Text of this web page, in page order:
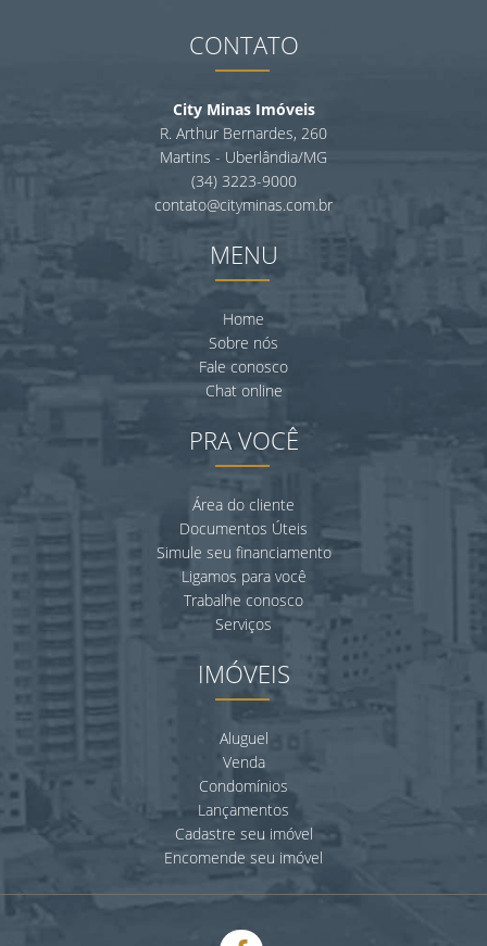
CONTATO
City Minas Imóveis
R. Arthur Bernardes, 260
Martins - Uberlândia/MG
(34) 3223-9000
contato@cityminas.com.br
MENU
Home
Sobre nós
Fale conosco
Chat online
PRA VOCÊ
Área do cliente
Documentos Úteis
Simule seu financiamento
Ligamos para você
Trabalhe conosco
Serviços
IMÓVEIS
Aluguel
Venda
Condomínios
Lançamentos
Cadastre seu imóvel
Encomende seu imóvel